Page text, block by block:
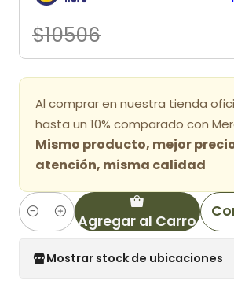
$10506
Al comprar en nuestra tienda
hasta un 10% comparado con
Mismo producto, mejor
atención, misma calidad
Cantidad Agregar al Carro
Mostrar stock de ubicaciones